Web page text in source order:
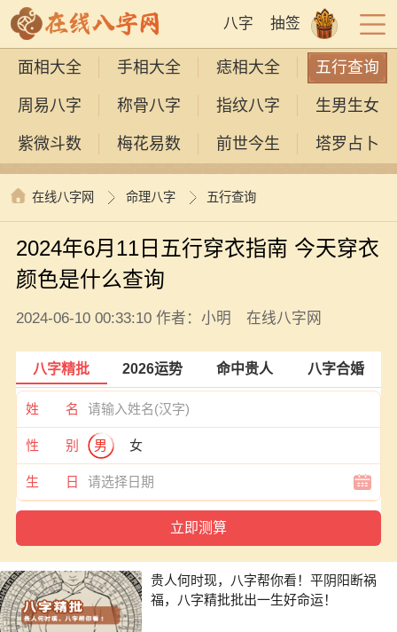
八字 抽签
面相大全 手相大全 痣相大全 五行查询
周易八字 称骨八字 指纹八字 生男生女
紫微斗数 梅花易数 前世今生 塔罗占卜
在线八字网 命理八字 五行查询
2024年6月11日五行穿衣指南 今天穿衣
颜色是什么查询
2024-06-10 00:33:10 作者：小明 在线八字网
八字精批 2026运势 命中贵人 八字合婚
姓 名
性 别 男 女
生 日
贵人何时现，八字帮你看！平阴阳断祸
福，八字精批批出一生好命运！